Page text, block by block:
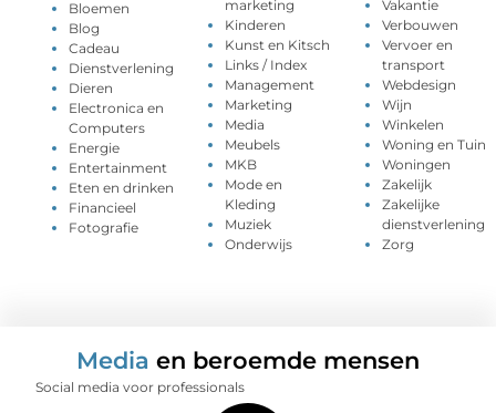
Bloemen
Blog
Cadeau
Dienstverlening
Dieren
Electronica en
Computers
Energie
Entertainment
Eten en drinken
Financieel
Fotografie
marketing
Kinderen
Kunst en Kitsch
Links / Index
Management
Marketing
Media
Meubels
MKB
Mode en
Kleding
Muziek
Onderwijs
Vakantie
Verbouwen
Vervoer en
transport
Webdesign
Wijn
Winkelen
Woning en Tuin
Woningen
Zakelijk
Zakelijke
dienstverlening
Zorg
Media en beroemde mensen
Social media voor professionals